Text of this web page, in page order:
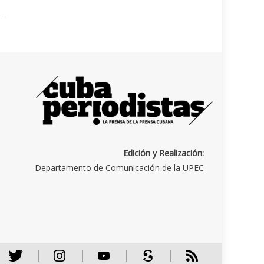
Edición y Realización:
Departamento de Comunicación de la UPEC